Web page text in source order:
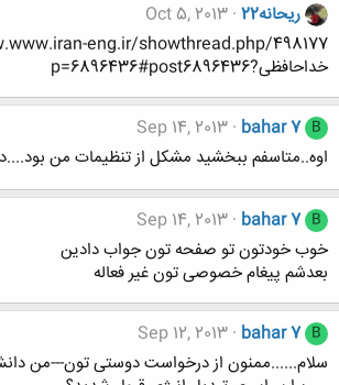
ریحانه22
Oct 5, 2013
خداحافظی?p=6896436#post6896436
B
bahar 7
Sep 14, 2013
اوه..متاسفم ببخشید مشکل از تنظیمات من
B
bahar 7
Sep 14, 2013
خوب خودتون تو صفحه تون جواب دادین
بعدشم پیغام خصوصی تون غیر فعاله
B
bahar 7
Sep 12, 2013
سلام......ممنون از درخواست دوستی تون---من